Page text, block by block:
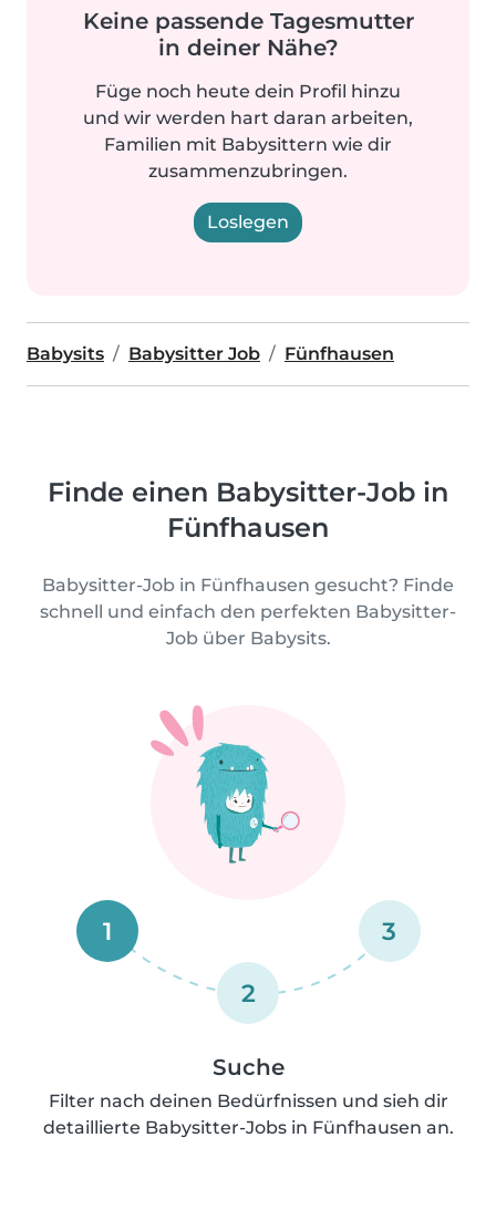
Keine passende Tagesmutter
in deiner Nähe?
Füge noch heute dein Profil hinzu
und wir werden hart daran arbeiten,
Familien mit Babysittern wie dir
zusammenzubringen.
Loslegen
Babysits Babysitter Job Fünfhausen
Finde einen Babysitter-Job in
Fünfhausen
Babysitter-Job in Fünfhausen gesucht? Finde
schnell und einfach den perfekten Babysitter-
Job über Babysits.
1
2
3
Suche
Filter nach deinen Bedürfnissen und sieh dir
detaillierte Babysitter-Jobs in Fünfhausen an.